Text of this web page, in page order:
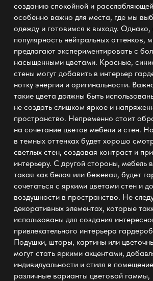
созданию спокойной и
особенно важно для места, где мы
одежду и готовимся к выходу.
популярность нейтральных оттенков,
предлагают экспериментировать с
насыщенными цветами. Красные,
стены могут добавить в интерьер
нотку энергии и оригинальности.
такие цвета должны быть
не создать слишком яркое и
пространство. Непременно стоит
на сочетание цветов мебели и стен.
в темных оттенках будет хорошо
светлых стен, создавая контраст и
интерьеру. С другой стороны, мебель
такая как белая или бежевая, будет
сочетаться с яркими цветами стен и
воздушности в пространство. Не
декоративных элементах, которые
использованы для создания
привлекательного интерьера
Подушки, шторы, картины или
могут стать яркими акцентами,
индивидуальности и стиля в
различные варианты цветовой гаммы,